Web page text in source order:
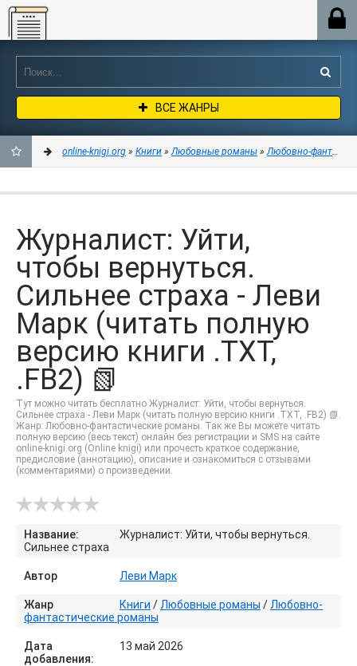
Online-knigi.org
ВСЕ ЖАНРЫ
ЗАКЛАДКИ
online-knigi.org » Книги »Любовные романы »Любовно-
Журналист: Уйти,
чтобы вернуться.
Сильнее страха - Леви
Марк (читать полную
версию книги .TXT,
.FB2) 📗
Тут можно читать бесплатно Журналист: Уйти, чтобы вернуться.
Сильнее страха - Леви Марк (читать полную версию книги .TXT, .FB2) 📗.
Жанр: Любовно-фантастические романы. Так же Вы можете читать
полную версию (весь текст) онлайн без регистрации и SMS на сайте
online-knigi.org (Online knigi) или прочесть краткое содержание,
предисловие (аннотацию), описание и ознакомиться с отзывами
(комментариями) о произведении.
Название:
Журналист: Уйти, чтобы вернуться.
Сильнее страха
Автор Леви Марк
Жанр Книги / Любовные романы / Любовно-
фантастические романы
Дата
добавления:
13 май 2026